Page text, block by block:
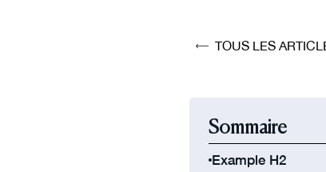
TOUS LES
Sommaire
Example H2